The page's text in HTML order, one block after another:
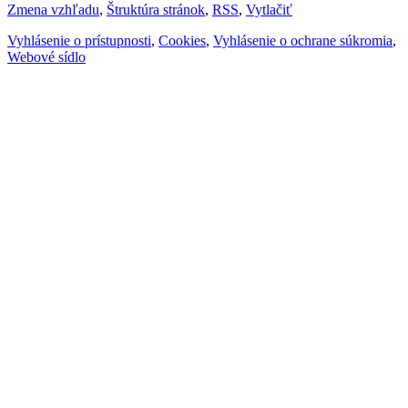
Zmena vzhľadu, Štruktúra stránok, RSS, Vytlačiť
Vyhlásenie o prístupnosti, Cookies, Vyhlásenie o ochrane súkromia,
Webové sídlo